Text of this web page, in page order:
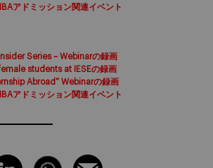
アドミッション関連イベント
Series – Webinarの録画
students at IESEの録画
Abroad” Webinarの録画
アドミッション関連イベント